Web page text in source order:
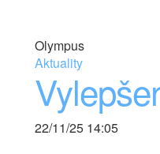
Olympus
Aktuality
22/11/25 14:05